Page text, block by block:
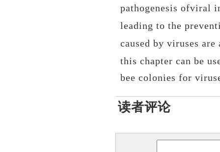
pathogenesis ofviral
leading to the
caused by viruses
this chapter can be
bee colonies for
读者评论